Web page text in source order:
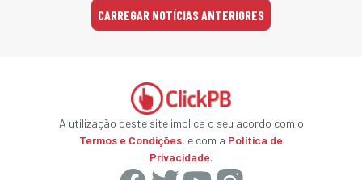
CARREGAR NOTÍCIAS ANTERIORES
A utilização deste site implica o seu acordo com o
Termos e Condições, e com a Política de
Privacidade.